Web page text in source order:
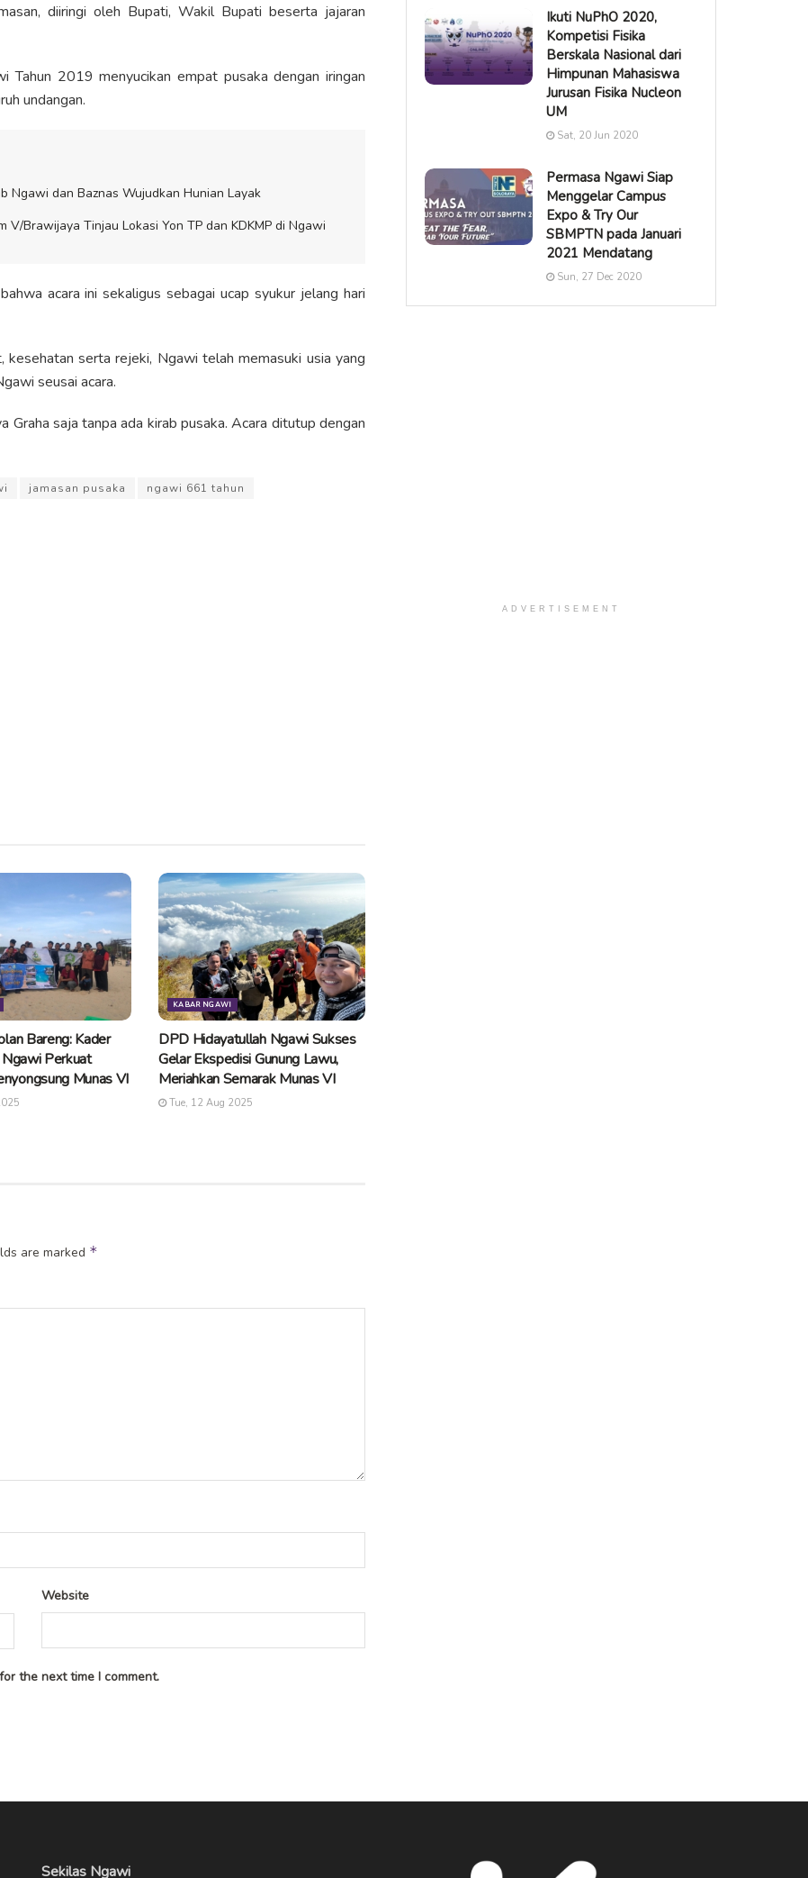
diiringi oleh Bupati, Wakil Bupati beserta jajaran
Tahun 2019 menyucikan empat pusaka dengan iringan
undangan.
Ngawi dan Baznas Wujudkan Hunian Layak
Brawijaya Tinjau Lokasi Yon TP dan KDKMP di Ngawi
acara ini sekaligus sebagai ucap syukur jelang hari
kesehatan serta rejeki, Ngawi telah memasuki usia yang
seusai acara.
Graha saja tanpa ada kirab pusaka. Acara ditutup dengan
jamasan pusaka ngawi 661 tahun
Bareng: Kader
Perkuat
Munas VI
KABAR NGAWI
DPD Hidayatullah Ngawi Sukses
Gelar Ekspedisi Gunung Lawu,
Meriahkan Semarak Munas VI
Tue, 12 Aug 2025
are marked *
Website
the next time I comment.
Ikuti NuPhO 2020,
Kompetisi Fisika
Berskala Nasional dari
Himpunan Mahasiswa
Jurusan Fisika Nucleon
UM
Sat, 20 Jun 2020
Permasa Ngawi Siap
Menggelar Campus
Expo & Try Our
SBMPTN pada Januari
2021 Mendatang
Sun, 27 Dec 2020
ADVERTISEMENT
Sekilas Ngawi